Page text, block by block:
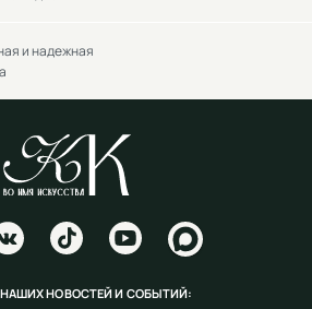
и надежная
НАШИХ НОВОСТЕЙ И СОБЫТИЙ: